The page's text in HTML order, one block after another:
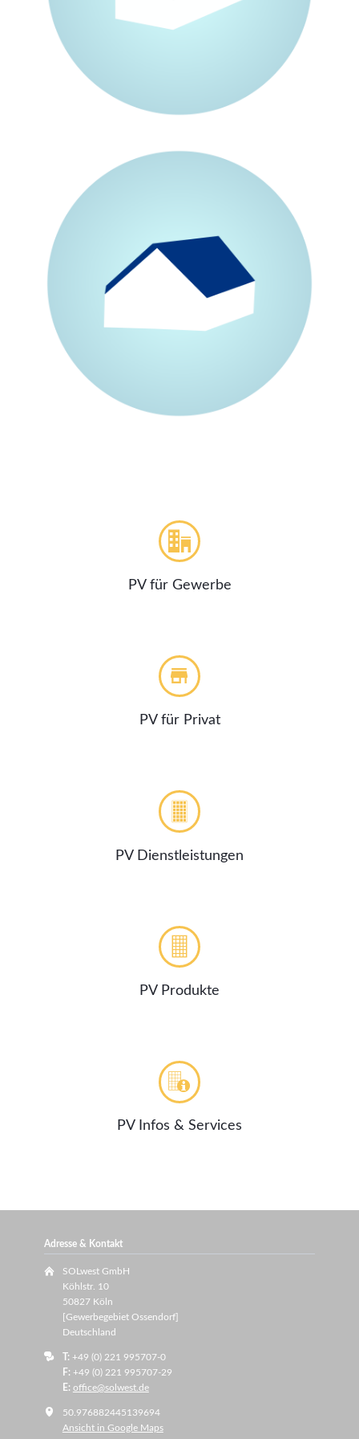
PV für Gewerbe
PV für Privat
PV Dienstleistungen
PV Produkte
PV Infos & Services
Adresse & Kontakt
SOLwest GmbH
Köhlstr. 10
50827 Köln
[Gewerbegebiet Ossendorf]
Deutschland
T: +49 (0) 221 995707-0
F: +49 (0) 221 995707-29
E: office@solwest.de
50.976882445139694
Ansicht in Google Maps